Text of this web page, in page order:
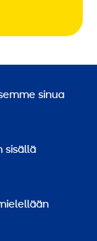
sinua
sisällä